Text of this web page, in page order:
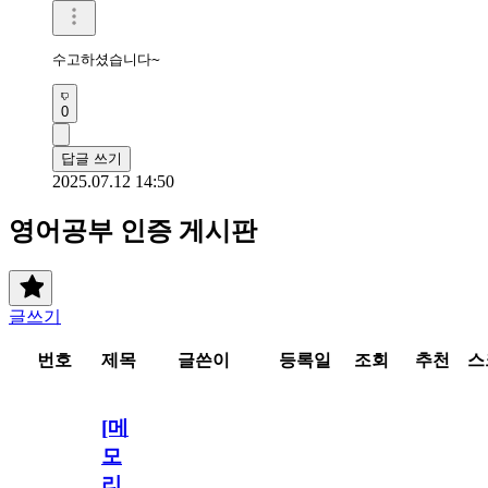
수고하셨습니다~
0
답글 쓰기
2025.07.12 14:50
영어공부 인증 게시판
글쓰기
번호 제목 글쓴이 등록일 조회 추천
[메
모